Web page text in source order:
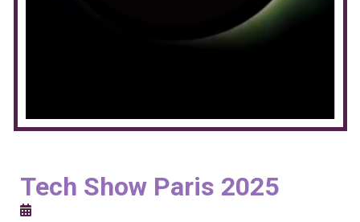
Tech Show Paris 2025